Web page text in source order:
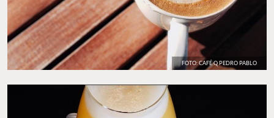
FOTO: CAFÉ Q PEDRO PABLO